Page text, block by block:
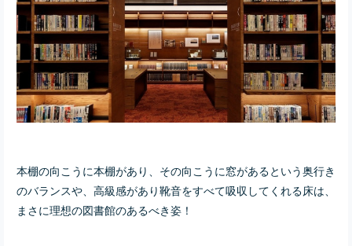
本棚の向こうに本棚があり、その向こうに窓があるという奥行き
のバランスや、高級感があり靴音をすべて吸収してくれる床は、
まさに理想の図書館のあるべき姿！